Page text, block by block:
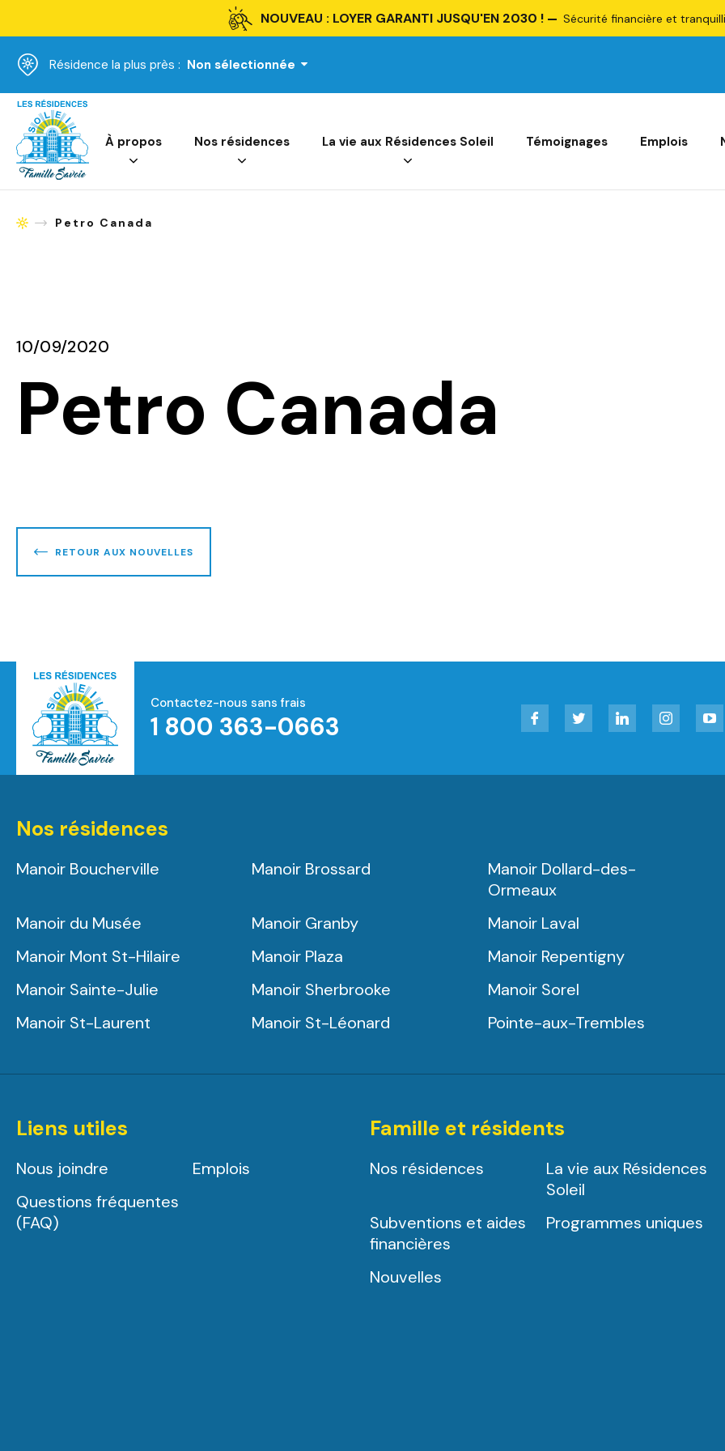
NOUVEAU : LOYER GARANTI JUSQU'EN 2030 ! Sécurité financière et
Résidence la plus près : Non sélectionnée
Accueil
À propos Nos résidences La vie aux Résidences Soleil Témoignages Emplois
AccueilPetro Canada
10/09/2020
Petro Canada
RETOUR AUX NOUVELLES
Accueil
Contactez-nous sans frais
1 800 363-0663
Facebook Twitter LinkedIn Instagram
Nos résidences
Manoir Boucherville Manoir Brossard
Manoir Dollard-des-
Ormeaux
Manoir du Musée
Manoir Granby
Manoir Laval
Manoir Mont St-Hilaire
Manoir Plaza
Manoir Repentigny
Manoir Sainte-Julie
Manoir Sherbrooke
Manoir Sorel
Manoir St-Laurent
Manoir St-Léonard Pointe-aux-Trembles
Liens utiles
Nous joindre
Emplois
Questions fréquentes
(FAQ)
Famille et résidents
Nos résidences
La vie aux Résidences
Soleil
Subventions et aides
financières
Programmes uniques
Nouvelles